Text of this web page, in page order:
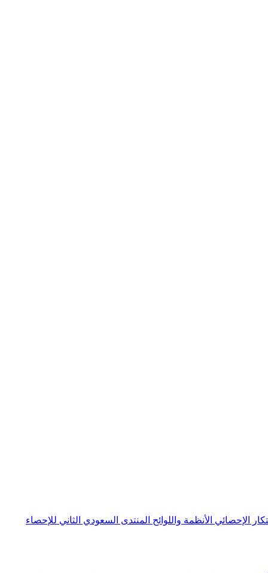
الإحصائي الأنظمة واللوائح المنتدى السعودي الثاني للإحصاء